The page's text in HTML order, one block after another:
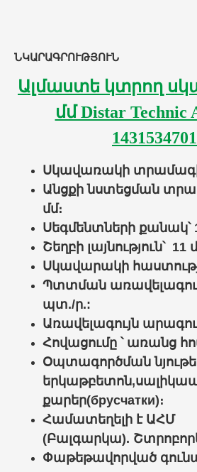
ՆԿԱՐԱԳՐՈՒԹՅՈՒՆ
Ալմաստե կտրող
մմ Distar Technic
Սկավառակի
Անցքի նստեցման
մմ։
Սեգմենտների քանակ՝
Շեղբի լայնություն՝ 11
Սկավարակի
Պտտման
պտ./ր.:
Առավելագույն
Հովացումը ՝ առանց
Օպտագործման
քարեր(брусчатки)։
Համատեղելի է ԱՀՄ
(Բալգարկա).
Փաթեթավորված